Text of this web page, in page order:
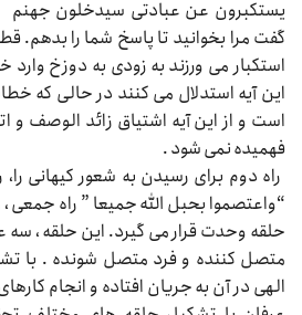
یستکبرون عن عبادتی سیدخلون جهنم
گفت مرا بخوانید تا پاسخ شما را بدهم.
استکبار می ورزند به زودی به دوزخ وارد
این آیه استدلال می کنند در حالی که
است و از این آیه اشتیاق زائد الوصف
فهمیده نمی شود .
راه دوم برای رسیدن به شعور کیهانی
“واعتصموا بحبل الله جمیعا ” راه جمعی
حلقه وحدت قرار می گیرد. این حلقه ، سه
متصل کننده و فرد متصل شونده . با
الهی در آن به جریان افتاده و انجام